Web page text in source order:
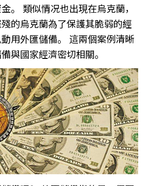
。 類似情况也出現在烏克蘭，
的烏克蘭為了保護其脆弱的經
用外匯儲備。 這兩個案例清晰
與國家經濟密切相關。